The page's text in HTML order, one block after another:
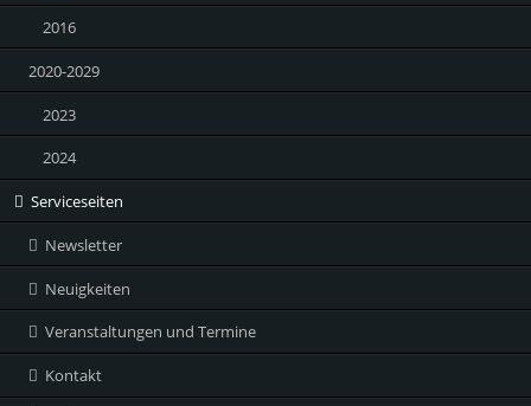
2016
2020-2029
2023
2024
Serviceseiten
Newsletter
Neuigkeiten
Veranstaltungen und Termine
Kontakt